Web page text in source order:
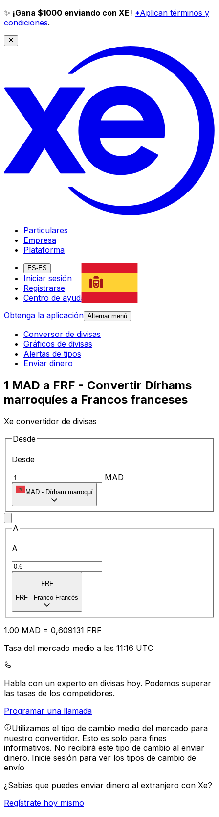
✨ ¡Gana $1000 enviando con XE! *Aplican términos y
condiciones.
Particulares
Empresa
Plataforma
ES-ES
Iniciar sesión
Registrarse
Centro de ayuda
Obtenga la aplicación Alternar menú
Conversor de divisas
Gráficos de divisas
Alertas de tipos
Enviar dinero
1 MAD a FRF - Convertir Dírhams
marroquíes a Francos franceses
Xe convertidor de divisas
Desde
Desde
MAD
MAD - Dírham marroquí
A
A
FRF
FRF - Franco Francés
1.00 MAD = 0,609131 FRF
Tasa del mercado medio a las 11:16 UTC
Habla con un experto en divisas hoy. Podemos superar
las tasas de los competidores.
Programar una llamada
Utilizamos el tipo de cambio medio del mercado para
nuestro convertidor. Esto es solo para fines
informativos. No recibirá este tipo de cambio al enviar
dinero. Inicie sesión para ver los tipos de cambio de
envío
¿Sabías que puedes enviar dinero al extranjero con Xe?
Regístrate hoy mismo